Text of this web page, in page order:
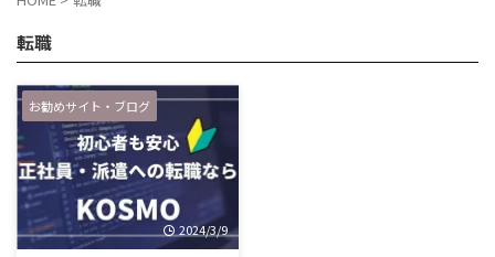
転職
お勧めサイト・ブログ
2024/3/9